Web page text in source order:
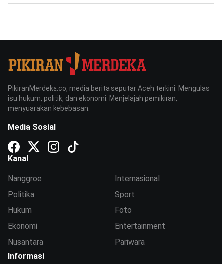
PikiranMerdeka.co, media berita seputar Aceh terkini. Mengulas
isu hukum, politik, dan ekonomi. Menjelajah pemikiran,
menyuarakan kebebasan.
Media Sosial
Kanal
Nanggroe
Politika
Hukum
Ekonomi
Nusantara
Internasional
Sport
Foto
Entertainment
Pariwara
Informasi